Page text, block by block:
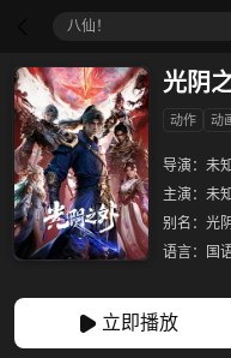
八仙！
光阴
动作 动
导演： 未知
主演： 未知
别名： 光
语言：
国
立即播放